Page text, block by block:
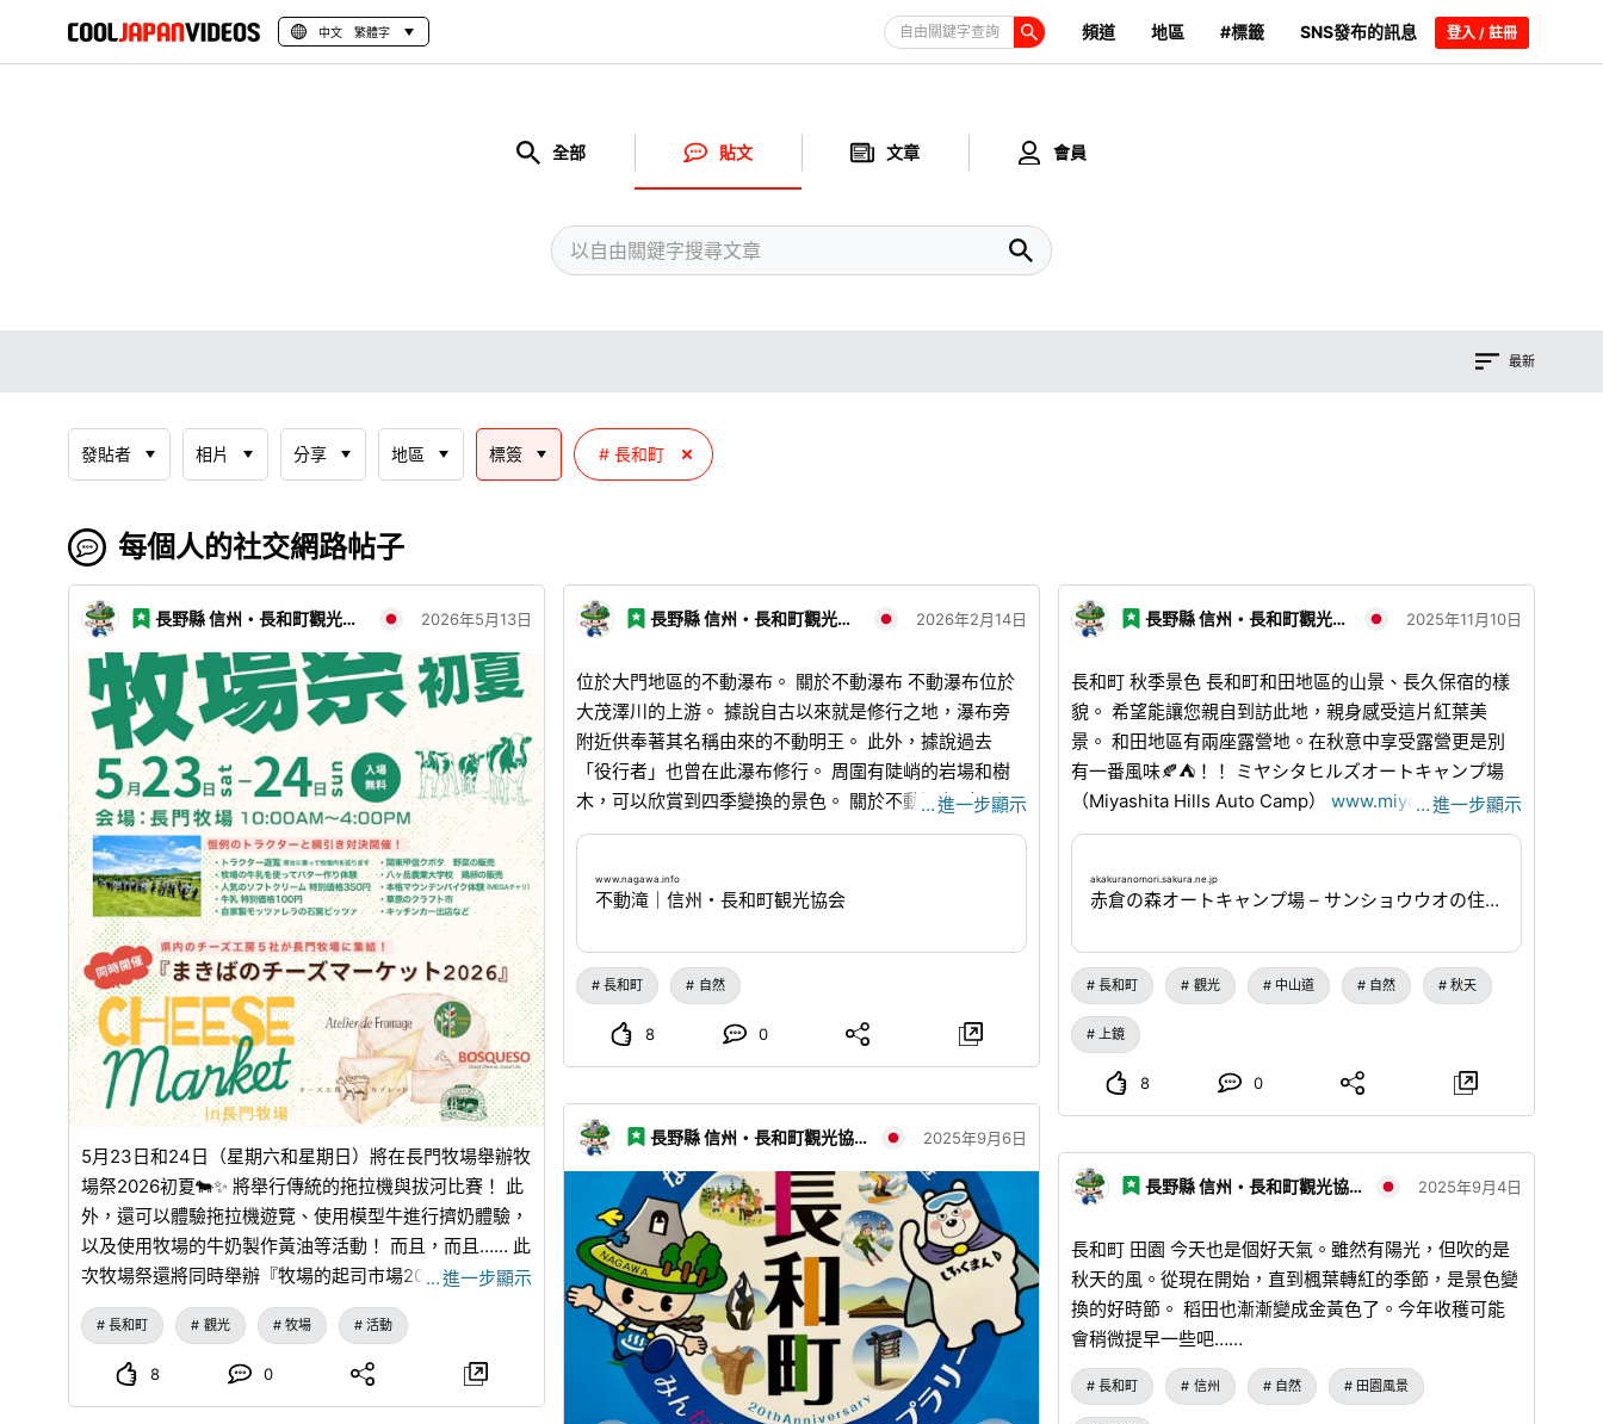
中文 繁體字 自由關鍵字查詢 頻道 地區 #標籤 SNS發布的訊息 登入 / 註冊
全部 貼文 文章 會員
最新
發貼者 相片 分享 地區 標簽 長和町
每個人的社交網路帖子
長野縣 信州・長和町觀光協會 2026年5月13日
5月23日和24日（星期六和星期日）將在長門牧場舉辦牧
場祭2026初夏🐄✨ 將舉行傳統的拖拉機與拔河比賽！ 此
外，還可以體驗拖拉機遊覽、使用模型牛進行擠奶體驗，
以及使用牧場的牛奶製作黃油等活動！ 而且，而且…… 此
次牧場祭還將同時舉辦『牧場的起司市場2026』✨ ○參
展起司工坊○ 🧀阿托利耶·德·弗羅馬日（東御市） 🧀起司
工坊卡普雷特（上田市） 🧀開田高原冰淇淋工坊（木曾
町） 🧀博斯克索起司實驗室（佐久市） 🧀起司之樹（佐
…進一步顯示
長和町 觀光 牧場 活動
8 0
長野縣 信州・長和町觀光協會 2026年2月14日
位於大門地區的不動瀑布。 關於不動瀑布 不動瀑布位於
大茂澤川的上游。 據說自古以來就是修行之地，瀑布旁
附近供奉著其名稱由來的不動明王。 此外，據說過去
「役行者」也曾在此瀑布修行。 周圍有陡峭的岩場和樹
木，可以欣賞到四季變換的景色。 關於不動瀑布（長和
町觀光協會HP）www.nagawa.info...※由於途中設有防
用四輪驅動車＋雪胎。
…進一步顯示
www.nagawa.info
不動滝｜信州・長和町観光協会
長和町 自然
8 0
長野縣 信州・長和町觀光協會 2025年11月10日
長和町 秋季景色 長和町和田地區的山景、長久保宿的樣
貌。 希望能讓您親自到訪此地，親身感受這片紅葉美
景。 和田地區有兩座露營地。在秋意中享受露營更是別
有一番風味🍂⛺！！ ミヤシタヒルズオートキャンプ場
（Miyashita Hills Auto Camp） www.miyashitahills.jp/
TEL 0268-88-2915 赤倉之森汽車露營地
道和田宿、長久保宿在這個時節也別具風情。 誠摯歡迎
…進一步顯示
akakuranomori.sakura.ne.jp
赤倉の森オートキャンプ場 – サンショウウオの住む川のせせらぎを聞きながら森の中でアウトドアライフ
長和町 觀光 中山道 自然 秋天
上鏡
8 0
長野縣 信州・長和町觀光協會 2025年9月6日
長野縣 信州・長和町觀光協會 2025年9月4日
長和町 田園 今天也是個好天氣。雖然有陽光，但吹的是
秋天的風。從現在開始，直到楓葉轉紅的季節，是景色變
換的好時節。 稻田也漸漸變成金黃色了。今年收穫可能
會稍微提早一些吧……
長和町 信州 自然 田園風景